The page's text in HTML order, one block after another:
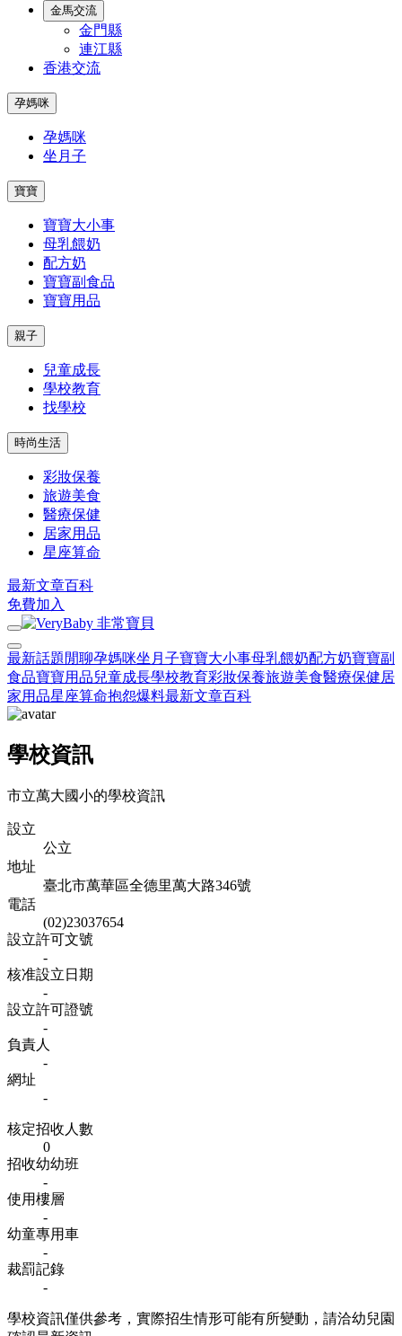
金馬交流
金門縣
連江縣
香港交流
孕媽咪
孕媽咪
坐月子
寶寶
寶寶大小事
母乳餵奶
配方奶
寶寶副食品
寶寶用品
親子
兒童成長
學校教育
找學校
時尚生活
彩妝保養
旅遊美食
醫療保健
居家用品
星座算命
最新文章百科
免費加入
最新話題 閒聊孕媽咪坐月子寶寶大小事母乳餵奶配方奶寶寶副
食品寶寶用品兒童成長學校教育彩妝保養旅遊美食醫療保健居
家用品星座算命抱怨爆料最新文章百科
學校資訊
市立萬大國小的學校資訊
設立
公立
地址
臺北市萬華區全德里萬大路346號
電話
(02)23037654
設立許可文號
-
核准設立日期
-
設立許可證號
-
負責人
-
網址
-
核定招收人數
0
招收幼幼班
-
使用樓層
-
幼童專用車
-
裁罰記錄
-
學校資訊僅供參考，實際招生情形可能有所變動，請洽幼兒園